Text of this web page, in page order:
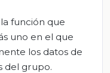
función que
uno en el que
los datos de
del grupo.